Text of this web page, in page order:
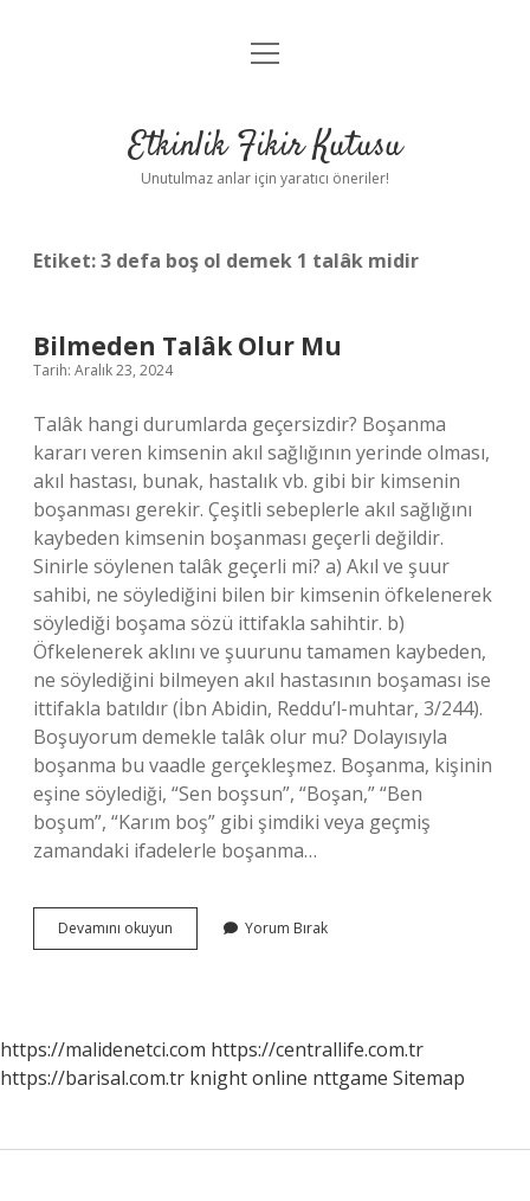
Anasayfa
Yasal Uyarı
menüyü
Etkinlik Fikir Kutusu
Unutulmaz anlar için yaratıcı öneriler!
Etiket:3 defa boş ol demek 1 talâk midir
Bilmeden Talâk Olur Mu
Tarih: Aralık 23, 2024
Talâk hangi durumlarda geçersizdir? Boşanma
kararı veren kimsenin akıl sağlığının yerinde olması,
akıl hastası, bunak, hastalık vb. gibi bir kimsenin
boşanması gerekir. Çeşitli sebeplerle akıl sağlığını
kaybeden kimsenin boşanması geçerli değildir.
Sinirle söylenen talâk geçerli mi? a) Akıl ve şuur
sahibi, ne söylediğini bilen bir kimsenin öfkelenerek
söylediği boşama sözü ittifakla sahihtir. b)
Öfkelenerek aklını ve şuurunu tamamen kaybeden,
ne söylediğini bilmeyen akıl hastasının boşaması ise
ittifakla batıldır (İbn Abidin, Reddu’l-muhtar, 3/244).
Boşuyorum demekle talâk olur mu? Dolayısıyla
boşanma bu vaadle gerçekleşmez. Boşanma, kişinin
eşine söylediği, “Sen boşsun”, “Boşan,” “Ben
boşum”, “Karım boş” gibi şimdiki veya geçmiş
zamandaki ifadelerle boşanma…
Devamını okuyun Bilmeden
Talâk
Yorum Bırak
https://malidenetci.com https://centrallife.com.tr
https://barisal.com.tr knight online nttgame Sitemap